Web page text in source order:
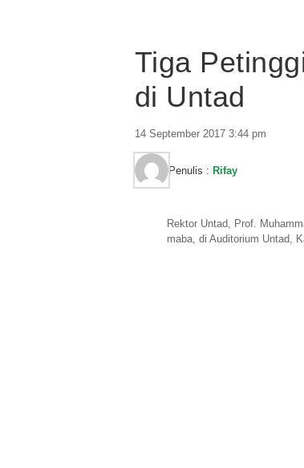
Tiga
di Untad
14 September 2017 3:44 pm
Penulis : Rifay
Rektor Untad, Prof.
maba, di Auditorium Untad,